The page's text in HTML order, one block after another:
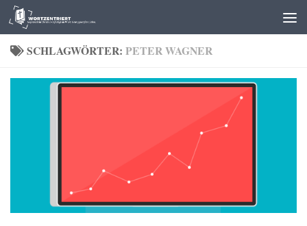
Zum Inhalt springen
SCHLAGWÖRTER: PETER WAGNER